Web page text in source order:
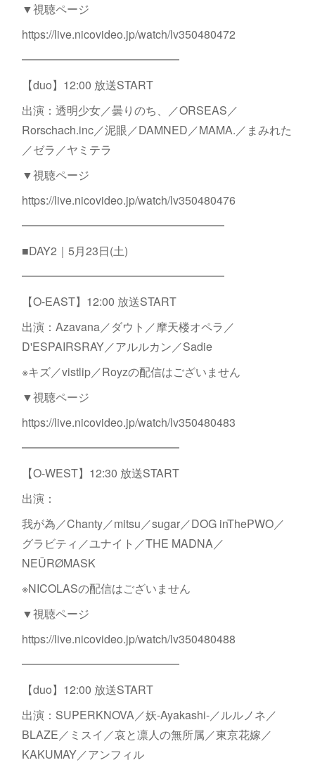
▼視聴ページ
https://live.nicovideo.jp/watch/lv350480472
━━━━━━━━━━━━━━
【duo】12:00 放送START
出演：透明少女／曇りのち、／ORSEAS／
Rorschach.inc／泥眼／DAMNED／MAMA.／まみれた
／ゼラ／ヤミテラ
▼視聴ページ
https://live.nicovideo.jp/watch/lv350480476
━━━━━━━━━━━━━━━━━━
■DAY2｜5月23日(土)
━━━━━━━━━━━━━━━━━━
【O-EAST】12:00 放送START
出演：Azavana／ダウト／摩天楼オペラ／
D'ESPAIRSRAY／アルルカン／Sadie
※キズ／vistlip／Royzの配信はございません
▼視聴ページ
https://live.nicovideo.jp/watch/lv350480483
━━━━━━━━━━━━━━
【O-WEST】12:30 放送START
出演：
我が為／Chanty／mitsu／sugar／DOG inThePWO／
グラビティ／ユナイト／THE MADNA／
NEÜRØMASK
※NICOLASの配信はございません
▼視聴ページ
https://live.nicovideo.jp/watch/lv350480488
━━━━━━━━━━━━━━
【duo】12:00 放送START
出演：SUPERKNOVA／妖-Ayakashi-／ルルノネ／
BLAZE／ミスイ／哀と凛人の無所属／東京花嫁／
KAKUMAY／アンフィル